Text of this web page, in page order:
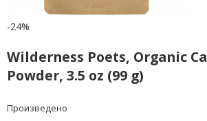
-24%
Wilderness Poets, Organic
Powder, 3.5 oz (99 g)
Произведено